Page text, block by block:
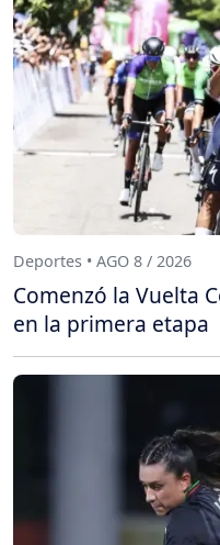
Deportes • AGO 8 / 2026
Comenzó la Vuelta
en la primera etapa